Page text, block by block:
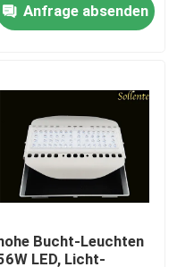
Anfrage absenden
Bucht-Leuchten
LED, Licht-